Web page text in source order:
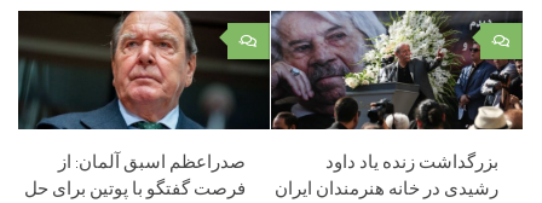
۰
صدراعظم اسبق آلمان: از
فرصت گفتگو با پوتین برای حل
۰
بزرگداشت زنده یاد داود
رشیدی در خانه هنرمندان ایران